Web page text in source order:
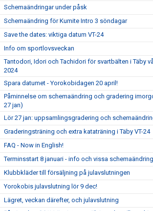
Schemaändringar under påsk
Schemaändring för Kumite Intro 3 söndagar
Save the dates: viktiga datum VT-24
Info om sportlovsveckan
Tantodori, Idori och Tachidori för svartbälten i Täby
2024
Spara datumet - Yorokobidagen 20 april!
Påminnelse om schemaändring och gradering
27 jan)
Lör 27 jan: uppsamlingsgradering och
Graderingsträning och extra kataträning i Täby VT-24
FAQ - Now in English!
Terminsstart 8 januari - info och vissa
Klubbkläder till försäljning på julavslutningen
Yorokobis julavslutning lör 9 dec!
Lägret, veckan därefter, och julavslutning